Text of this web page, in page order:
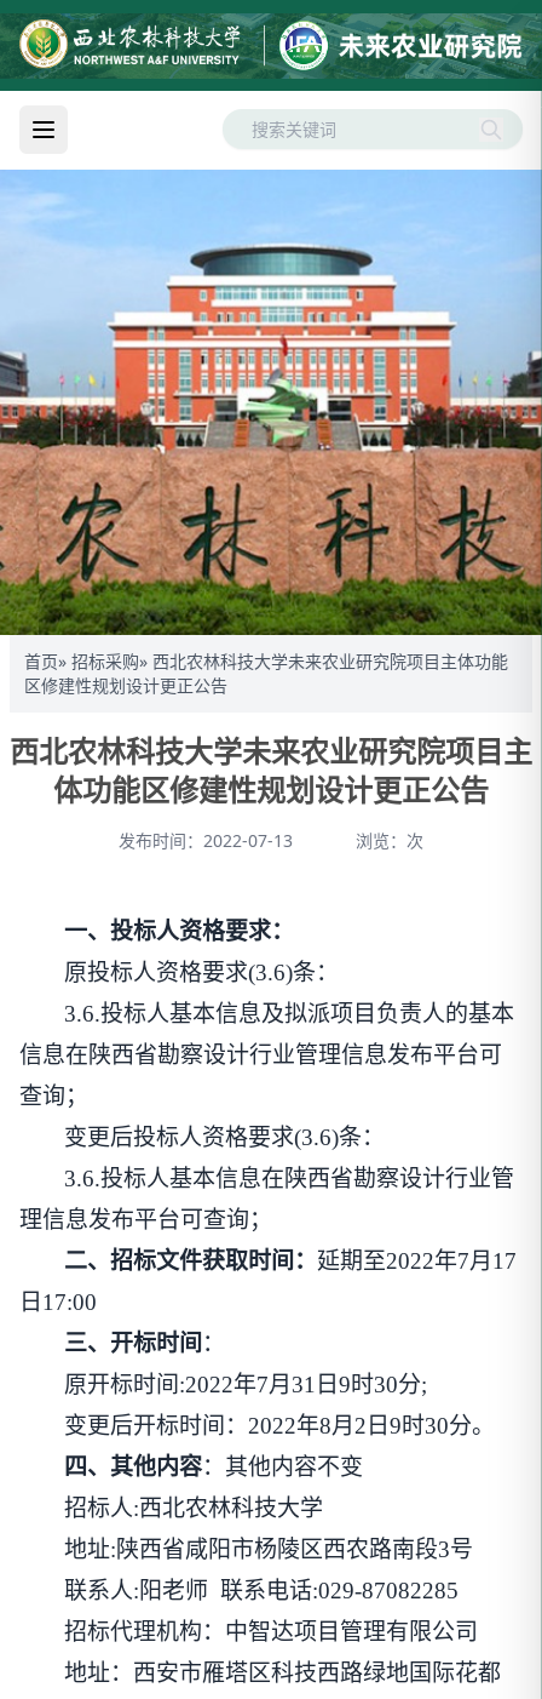
首页» 招标采购» 西北农林科技大学未来农业研究院项目主体功能
区修建性规划设计更正公告
西北农林科技大学未来农业研究院项目主
体功能区修建性规划设计更正公告
发布时间：2022-07-13 浏览： 次
一、投标人资格要求：
原投标人资格要求(3.6)条：
3.6.投标人基本信息及拟派项目负责人的基本
信息在陕西省勘察设计行业管理信息发布平台可
查询；
变更后投标人资格要求(3.6)条：
3.6.投标人基本信息在陕西省勘察设计行业管
理信息发布平台可查询；
二、招标文件获取时间： 延期至2022年7月17
日17:00
三、开标时间 ：
原开标时间:2022年7月31日9时30分;
变更后开标时间： 2022年8月2日9时30分。
四、其他内容：其他内容不变
招标人:西北农林科技大学
地址:陕西省咸阳市杨陵区西农路南段3号
联系人:阳老师 联系电话:029-87082285
招标代理机构：中智达项目管理有限公司
地址：西安市雁塔区科技西路绿地国际花都